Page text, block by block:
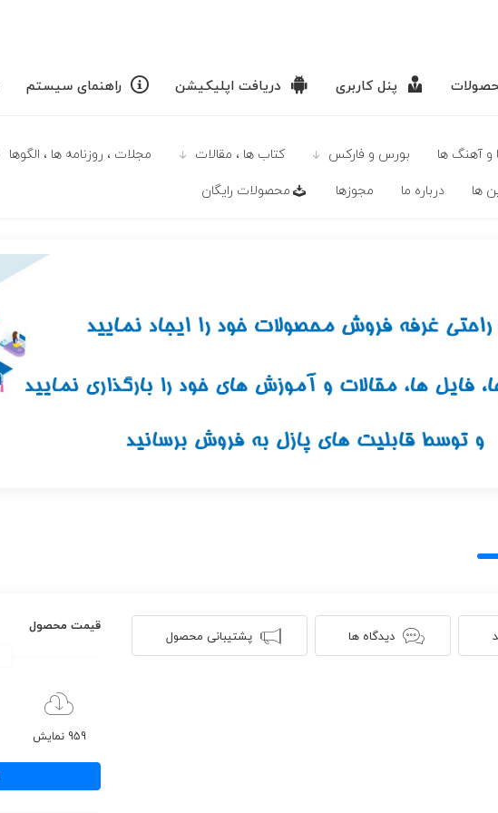
پنل کاربری دریافت اپلیکیشن راهنمای سیستم
و آهنگ ها بورس و فارکس كتاب ها ، مقالات مجلات ، روزنامه ها ، الگوها
ها درباره ما مجوزها محصولات رايگان
دیدگاه ها پشتیبانی محصول
قیمت محصول
959 نمایش
بانکی